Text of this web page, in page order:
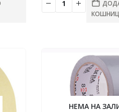
64.00 ден. 33.00
НЕМА НА